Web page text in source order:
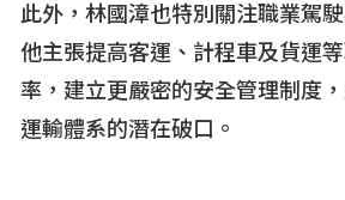
此外，林國漳也特別關注職業駕
他主張提高客運、計程車及貨運
率，建立更嚴密的安全管理制度
運輸體系的潛在破口。